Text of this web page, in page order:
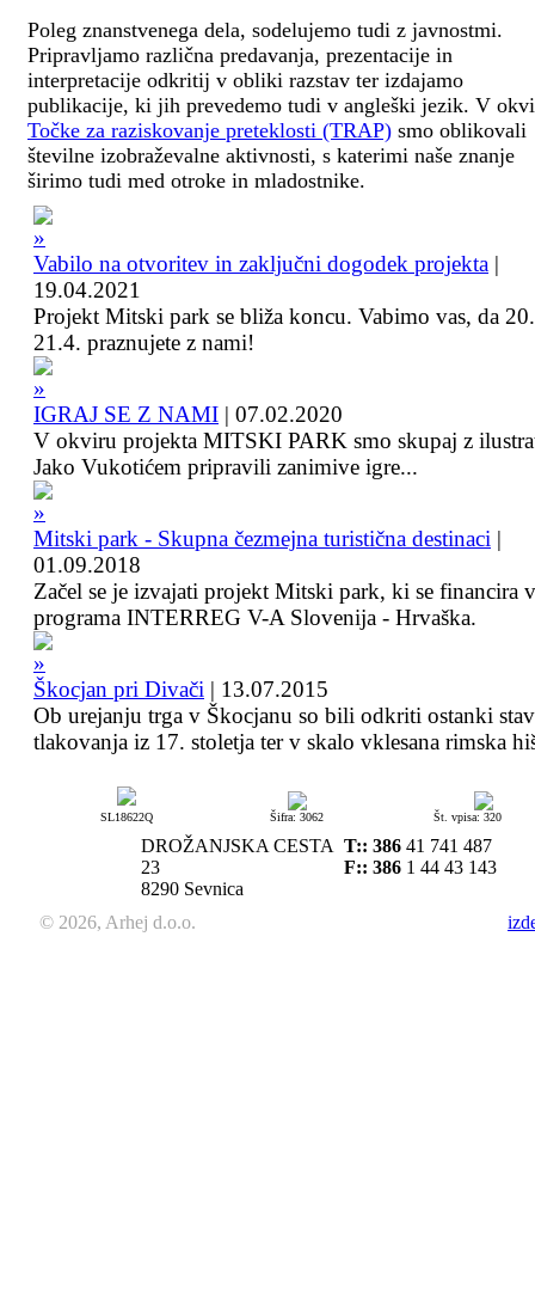
Poleg znanstvenega dela, sodelujemo tudi z javnostmi.
Pripravljamo različna predavanja, prezentacije in
interpretacije odkritij v obliki razstav ter izdajamo
publikacije, ki jih prevedemo tudi v angleški jezik. V
Točke za raziskovanje preteklosti (TRAP) smo oblikovali
številne izobraževalne aktivnosti, s katerimi naše znanje
širimo tudi med otroke in mladostnike.
Vabilo na otvoritev in zaključni dogodek projekta |
19.04.2021
Projekt Mitski park se bliža koncu. Vabimo vas, da
21.4. praznujete z nami!
IGRAJ SE Z NAMI | 07.02.2020
V okviru projekta MITSKI PARK smo skupaj z
Jako Vukotićem pripravili zanimive igre...
Mitski park - Skupna čezmejna turistična destinaci |
01.09.2018
Začel se je izvajati projekt Mitski park, ki se financira
programa INTERREG V-A Slovenija - Hrvaška.
Škocjan pri Divači | 13.07.2015
Ob urejanju trga v Škocjanu so bili odkriti ostanki
tlakovanja iz 17. stoletja ter v skalo vklesana rimska
SL18622Q Šifra: 3062 Št. vpisa: 320
DROŽANJSKA CESTA
23
8290 Sevnica
T:: 386 41 741 487
F:: 386 1 44 43 143
© 2026, Arhej d.o.o.